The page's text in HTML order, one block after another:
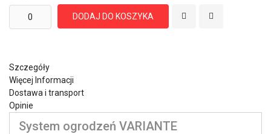
DODAJ DO KOSZYKA
Szczegóły
Więcej Informacji
Dostawa i transport
Opinie
System ogrodzeń VARIANTE